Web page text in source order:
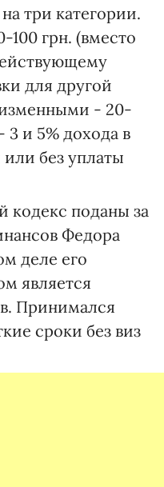
три категории.
100 грн. (вместо
для другой
- 20-
3 и 5% дохода в
без уплаты
кодекс поданы за
Федора
деле его
является
Принимался
сроки без виз